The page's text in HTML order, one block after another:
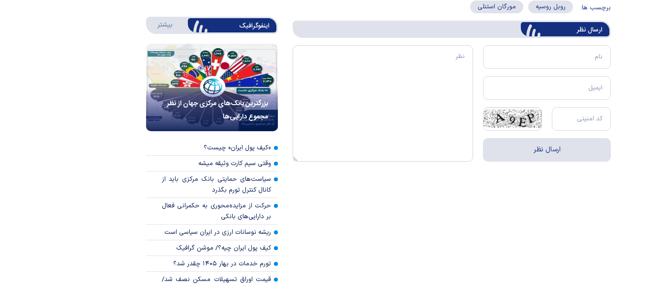
برچسب ها: روبل روسیه مورگان استنلی
ارسال‌ نظر اینفوگرافیک بیشتر درباره اینفوگرافیک
بزرگترین بانک‌های مرکزی جهان از نظر
مجموع دارایی‌ها
«کیف پول ایران» چیست؟
وقتی سیم کارت وثیقه میشه
سیاست‌های حمایتی بانک مرکزی باید از
کانال کنترل تورم بگذرد
حرکت از مزایده‌محوری به حکمرانی فعال
بر دارایی‌های بانکی
ریشه نوسانات ارزی در ایران سیاسی است
کیف پول ایران چیه؟/ موشن گرافیک
تورم خدمات در بهار ۱۴۰۵ چقدر شد؟
قیمت اوراق تسهیلات مسکن نصف شد/